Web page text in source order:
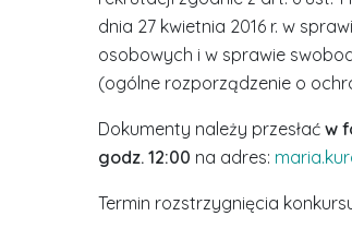
dnia 27 kwietnia 2016 r. w
osobowych i w sprawie
(ogólne rozporządzenie o
Dokumenty należy przesłać w
godz. 12:00 na adres:
Termin rozstrzygnięcia